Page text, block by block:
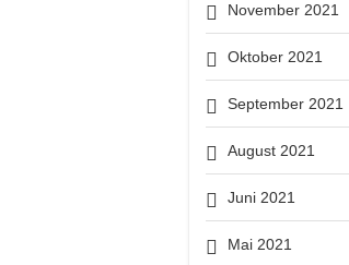
November 2021
Oktober 2021
September 2021
August 2021
Juni 2021
Mai 2021